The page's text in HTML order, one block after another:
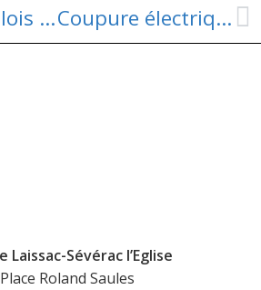
Offres d’emplois sur le territoire des Causses à l’Aubrac Coupure électrique pour travaux
Laissac-Sévérac l’Eglise
Roland Saules